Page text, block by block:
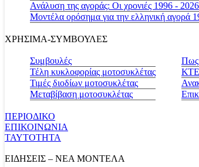
Ανάλυση της αγοράς: Οι χρονιές 1996 - 2026
Μοντέλα ορόσημα για την ελληνική αγορά
ΧΡΗΣΙΜΑ-ΣΥΜΒΟΥΛΕΣ
Συμβουλές
Τέλη κυκλοφορίας μοτοσυκλέτας
Τιμές διοδίων μοτοσυκλέτας
Μεταβίβαση μοτοσυκλέτας
Πως
ΠΕΡΙΟΔΙΚΟ
ΕΠΙΚΟΙΝΩΝΙΑ
ΤΑΥΤΟΤΗΤΑ
ΕΙΔΗΣΕΙΣ – ΝΕΑ ΜΟΝΤΕΛΑ